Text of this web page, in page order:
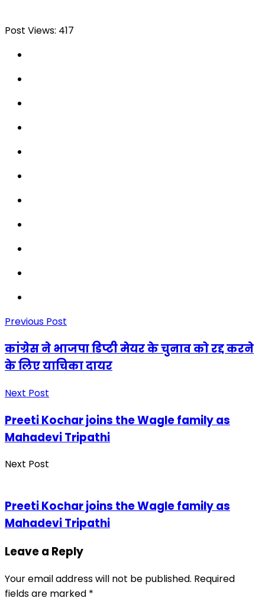
Post Views: 417
Previous Post
कांग्रेस ने भाजपा डिप्टी मेयर के चुनाव को रद्द करने
के लिए याचिका दायर
Next Post
Preeti Kochar joins the Wagle family as
Mahadevi Tripathi
Next Post
Preeti Kochar joins the Wagle family as
Mahadevi Tripathi
Leave a Reply
Your email address will not be published. Required
fields are marked *